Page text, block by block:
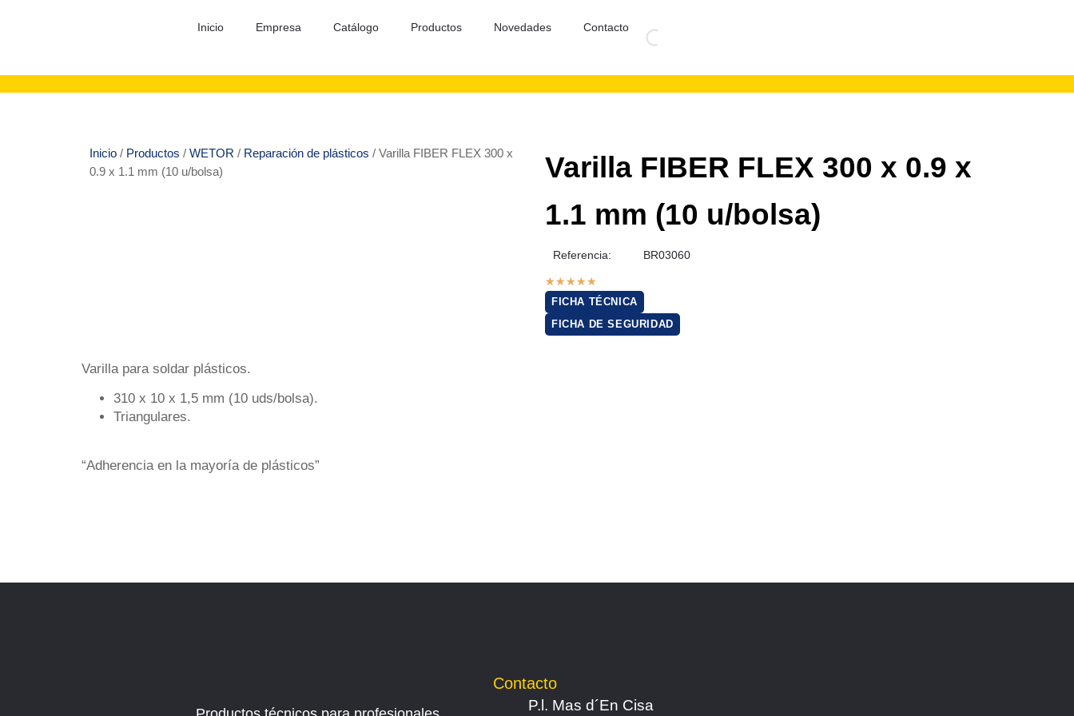
Inicio Empresa Catálogo Productos Novedades Contacto
Inicio / Productos / WETOR / Reparación de plásticos / Varilla FIBER FLEX 300 x
0.9 x 1.1 mm (10 u/bolsa)
Varilla FIBER FLEX 300 x 0.9 x
1.1 mm (10 u/bolsa)
Referencia: BR03060
★★★★★
FICHA TÉCNICA
FICHA DE SEGURIDAD
Varilla para soldar plásticos.
310 x 10 x 1,5 mm (10 uds/bolsa).
Triangulares.
“Adherencia en la mayoría de plásticos”
Contacto
P.l. Mas d´En Cisa